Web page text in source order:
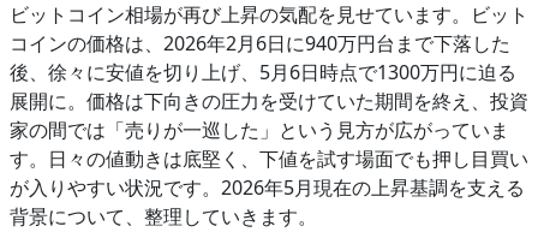
ビットコイン相場が再び上昇の気配を見せています。ビット
コインの価格は、2026年2月6日に940万円台まで下落した
後、徐々に安値を切り上げ、5月6日時点で1300万円に迫る
展開に。価格は下向きの圧力を受けていた期間を終え、投資
家の間では「売りが一巡した」という見方が広がっていま
す。日々の値動きは底堅く、下値を試す場面でも押し目買い
が入りやすい状況です。2026年5月現在の上昇基調を支える
背景について、整理していきます。